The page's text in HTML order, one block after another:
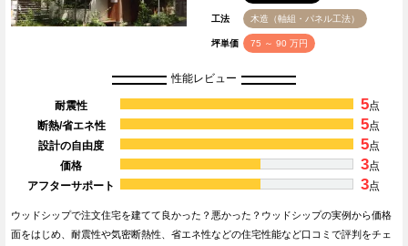
工法 木造（軸組・パネル工法）
坪単価 75 ～ 90 万円
性能レビュー
耐震性 5点
断熱/省エネ性
5点
設計の自由度
5点
価格
3点
アフターサポート
3点
ウッドシップで注文住宅を建てて良かった？悪かった？ウッドシップの実例から価格
面をはじめ、耐震性や気密断熱性、省エネ性などの住宅性能など口コミで評判をチェ